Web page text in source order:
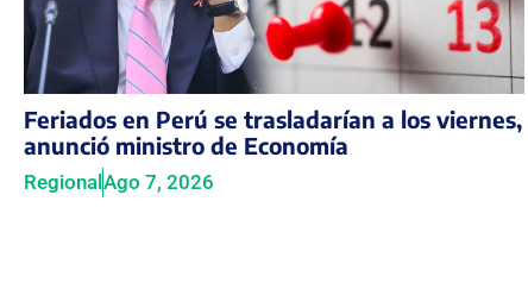
Feriados en Perú se trasladarían a los viernes,
anunció ministro de Economía
RegionalAgo 7, 2026